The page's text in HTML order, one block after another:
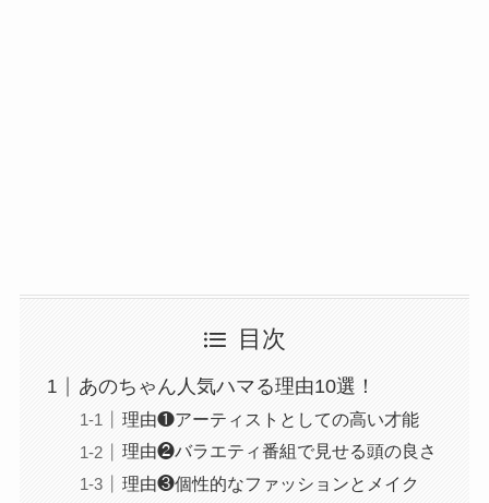
目次
あのちゃん人気ハマる理由10選！
理由❶アーティストとしての高い才能
理由❷バラエティ番組で見せる頭の良さ
理由❸個性的なファッションとメイク